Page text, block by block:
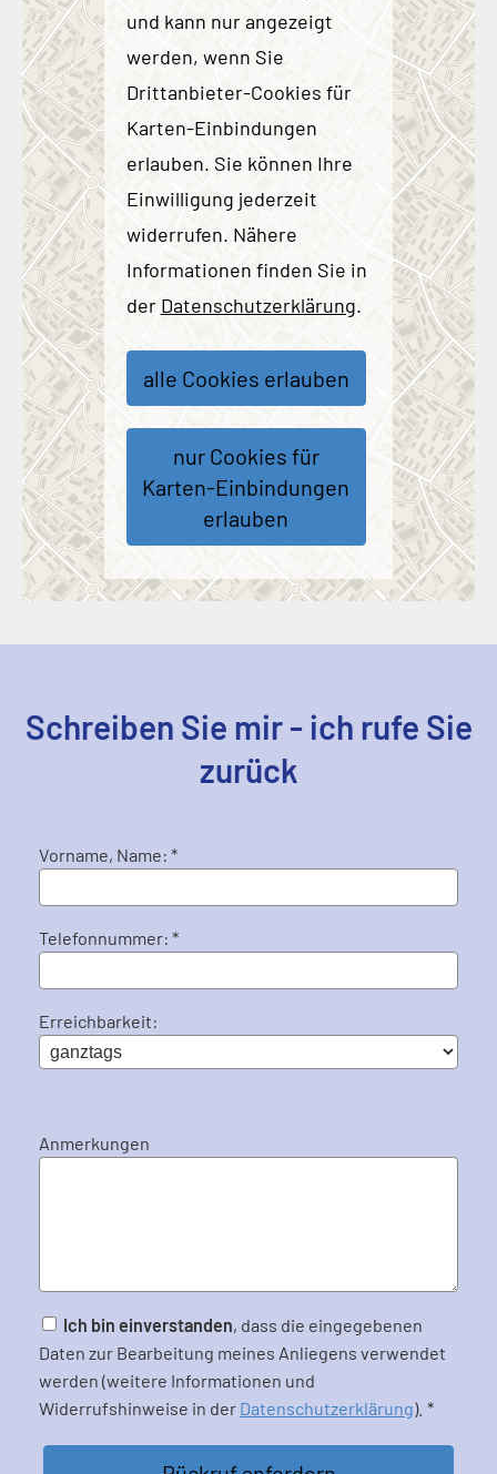
und kann nur angezeigt
werden, wenn Sie
Drittanbieter-Cookies für
Karten-Einbindungen
erlauben. Sie können Ihre
Einwilligung jederzeit
widerrufen. Nähere
Informationen finden Sie in
der Datenschutzerklärung.
alle Cookies erlauben
nur Cookies für
Karten-Einbindungen
erlauben
Schreiben Sie mir - ich rufe Sie
zurück
Vorname, Name: *
Telefonnummer: *
Erreichbarkeit:
Anmerkungen
Ich bin einverstanden, dass die eingegebenen
Daten zur Bearbeitung meines Anliegens verwendet
werden (weitere Informationen und
Widerrufshinweise in der Datenschutzerklärung). *